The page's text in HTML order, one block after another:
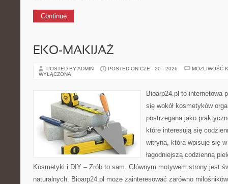
Continue
EKO-MAKIJAŻ
POSTED BY ADMIN POSTED ON CZE - 20 - 2026
MOŻLIWOŚĆ
WYŁĄCZONA
Bioarp24.pl to internetowa
się wokół kosmetyków
postrzegana jako
które interesują się
witryna, która wpisuje się
łagodniejszą codzienną
Kosmetyki i DIY – Zrób to sam. Głównym motywem strony jest
naturalnych. Bioarp24.pl może zainteresować zarówno